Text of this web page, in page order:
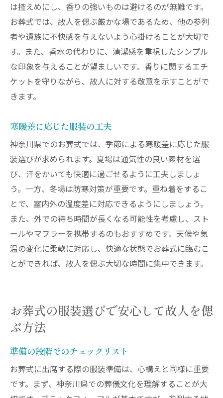
は控えめにし、香りの強いものは避けるのが無難です。
お葬式では、故人を偲ぶ厳かな場であるため、他の参列
者や遺族に不快感を与えないよう心掛けることが大切で
す。また、香水の代わりに、清潔感を重視したシンプル
な印象を与えることが望ましいです。香りに関するエチ
ケットを守りながら、故人に対する敬意を示すことがで
きます。
寒暖差に応じた服装の工夫
神奈川県でのお葬式では、季節による寒暖差に応じた服
装選びが求められます。夏場は通気性の良い素材を選
び、汗をかいても快適に過ごせるように工夫しましょ
う。一方、冬場は防寒対策が重要です。重ね着をするこ
とで、室内外の温度差に対応できるようにしましょう。
また、外での待ち時間が長くなる可能性を考慮し、スト
ールやマフラーを携帯するのもおすすめです。天候や気
温の変化に柔軟に対応し、快適な状態でお葬式に臨むこ
とができれば、故人を偲ぶ大切な時間に集中できます。
お葬式の服装選びで安心して故人を偲
ぶ方法
準備の段階でのチェックリスト
お葬式に出席する際の服装準備は、心構えと同様に重要
です。まず、神奈川県での葬儀文化を理解することが大